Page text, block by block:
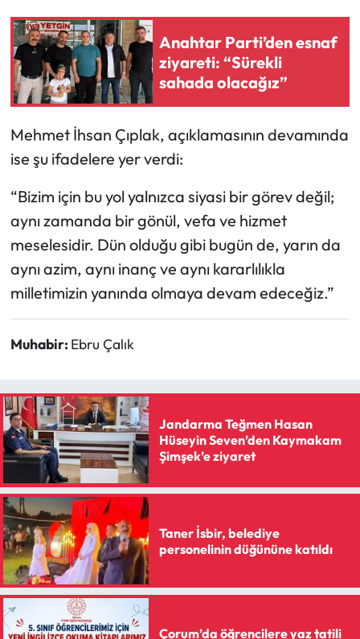
Anahtar Parti’den esnaf
ziyareti: “Sürekli
sahada olacağız”
Mehmet İhsan Çıplak, açıklamasının devamında
ise şu ifadelere yer verdi:
“Bizim için bu yol yalnızca siyasi bir görev değil;
aynı zamanda bir gönül, vefa ve hizmet
meselesidir. Dün olduğu gibi bugün de, yarın da
aynı azim, aynı inanç ve aynı kararlılıkla
milletimizin yanında olmaya devam edeceğiz.”
Muhabir: Ebru Çalık
Jandarma Teğmen Hasan
Hüseyin Seven’den Kaymakam
Şimşek’e ziyaret
Taner İsbir, belediye
personelinin düğününe katıldı
Çorum’da öğrencilere yaz tatili
Turizm
Uğurludağ Haberleri
Yaşam
Yayla Haber
Yemek Tarifleri
Yerel Haberler